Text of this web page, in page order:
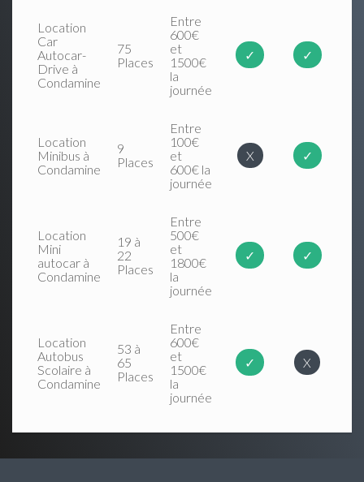
Location
Car
Autocar-
Drive à
Condamine
75
Places
Entre
600€
et
1500€
la
journée
✓ ✓
Location
Minibus à
Condamine
9
Places
Entre
100€
et
600€ la
journée
X ✓
Location
Mini
autocar à
Condamine
19 à
22
Places
Entre
500€
et
1800€
la
journée
✓ ✓
Location
Autobus
Scolaire à
Condamine
53 à
65
Places
Entre
600€
et
1500€
la
journée
✓ X